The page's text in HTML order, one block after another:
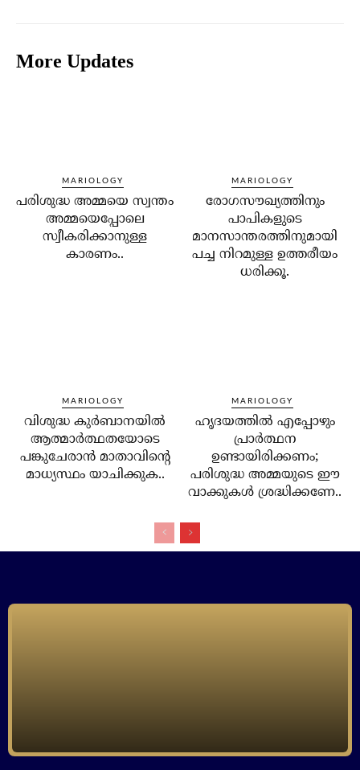
More Updates
MARIOLOGY
പരിശുദ്ധ അമ്മയെ സ്വന്തം
അമ്മയെപ്പോലെ
സ്വീകരിക്കാനുള്ള
കാരണം..
MARIOLOGY
രോഗസൗഖ്യത്തിനും
പാപികളുടെ
മാനസാന്തരത്തിനുമായി
പച്ച നിറമുള്ള ഉത്തരീയം
ധരിക്കൂ.
MARIOLOGY
വിശുദ്ധ കുര്‍ബാനയില്‍
ആത്മാര്‍ത്ഥതയോടെ
പങ്കുചേരാന്‍ മാതാവിന്റെ
മാധ്യസ്ഥം യാചിക്കുക..
MARIOLOGY
ഹൃദയത്തില്‍ എപ്പോഴും
പ്രാര്‍ത്ഥന
ഉണ്ടായിരിക്കണം;
പരിശുദ്ധ അമ്മയുടെ ഈ
വാക്കുകള്‍ ശ്രദ്ധിക്കണേ..